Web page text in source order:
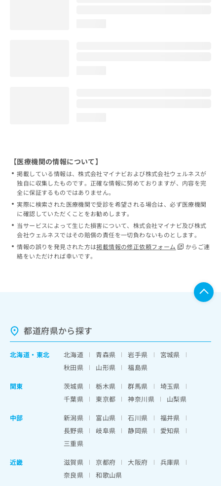
【医療機関の情報について】
掲載している情報は、株式会社マイナビおよび株式会社ウェルネスが
独自に収集したものです。正確な情報に努めておりますが、内容を完
全に保証するものではありません。
実際に検索された医療機関で受診を希望される場合は、必ず医療機関
に確認していただくことをお勧めします。
当サービスによって生じた損害について、株式会社マイナビ及び株式
会社ウェルネスではその賠償の責任を一切負わないものとします。
情報の誤りを発見された方は掲載情報の修正依頼フォーム
からご連
絡をいただければ幸いです。
都道府県から探す
北海道 ・ 東北 北海道 青森県 岩手県
宮城県
秋田県
山形県
福島県
関東
茨城県 栃木県 群馬県
埼玉県
千葉県
東京都 神奈川県
山梨県
中部
新潟県 富山県 石川県
福井県
長野県
岐阜県 静岡県
愛知県
三重県
近畿
滋賀県 京都府 大阪府
兵庫県
奈良県
和歌山県